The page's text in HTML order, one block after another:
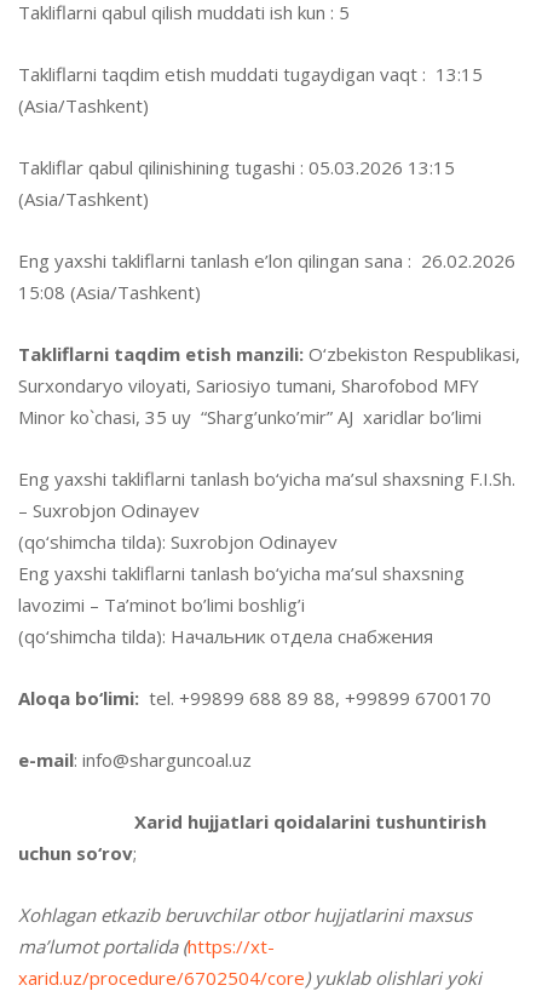
Takliflarni qabul qilish muddati ish kun : 5
Takliflarni taqdim etish muddati tugaydigan vaqt : 13:15
(Asia/Tashkent)
Takliflar qabul qilinishining tugashi : 05.03.2026 13:15
(Asia/Tashkent)
Eng yaxshi takliflarni tanlash e’lon qilingan sana : 26.02.2026
15:08 (Asia/Tashkent)
Takliflarni taqdim etish manzili: O‘zbekiston Respublikasi,
Surxondaryo viloyati, Sariosiyo tumani, Sharofobod MFY
Minor ko`chasi, 35 uy “Sharg’unko’mir” AJ xaridlar bo’limi
Eng yaxshi takliflarni tanlash bo‘yicha ma’sul shaxsning F.I.Sh.
– Suxrobjon Odinayev
(qo‘shimcha tilda): Suxrobjon Odinayev
Eng yaxshi takliflarni tanlash bo‘yicha ma’sul shaxsning
lavozimi – Ta’minot bo’limi boshlig’i
(qo‘shimcha tilda): Начальник отдела снабжения
Aloqa bo‘limi: tel. +99899 688 89 88, +99899 6700170
e-mail: info@sharguncoal.uz
Xarid hujjatlari qoidalarini tushuntirish
uchun so‘rov;
Xohlagan etkazib beruvchilar otbor hujjatlarini maxsus
ma’lumot portalida (https://xt-
xarid.uz/procedure/6702504/core) yuklab olishlari yoki